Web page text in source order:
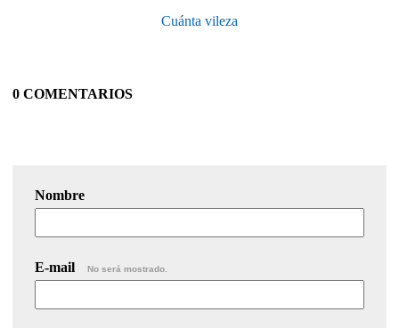
Cuánta vileza
0 COMENTARIOS
Nombre
E-mail No será mostrado.